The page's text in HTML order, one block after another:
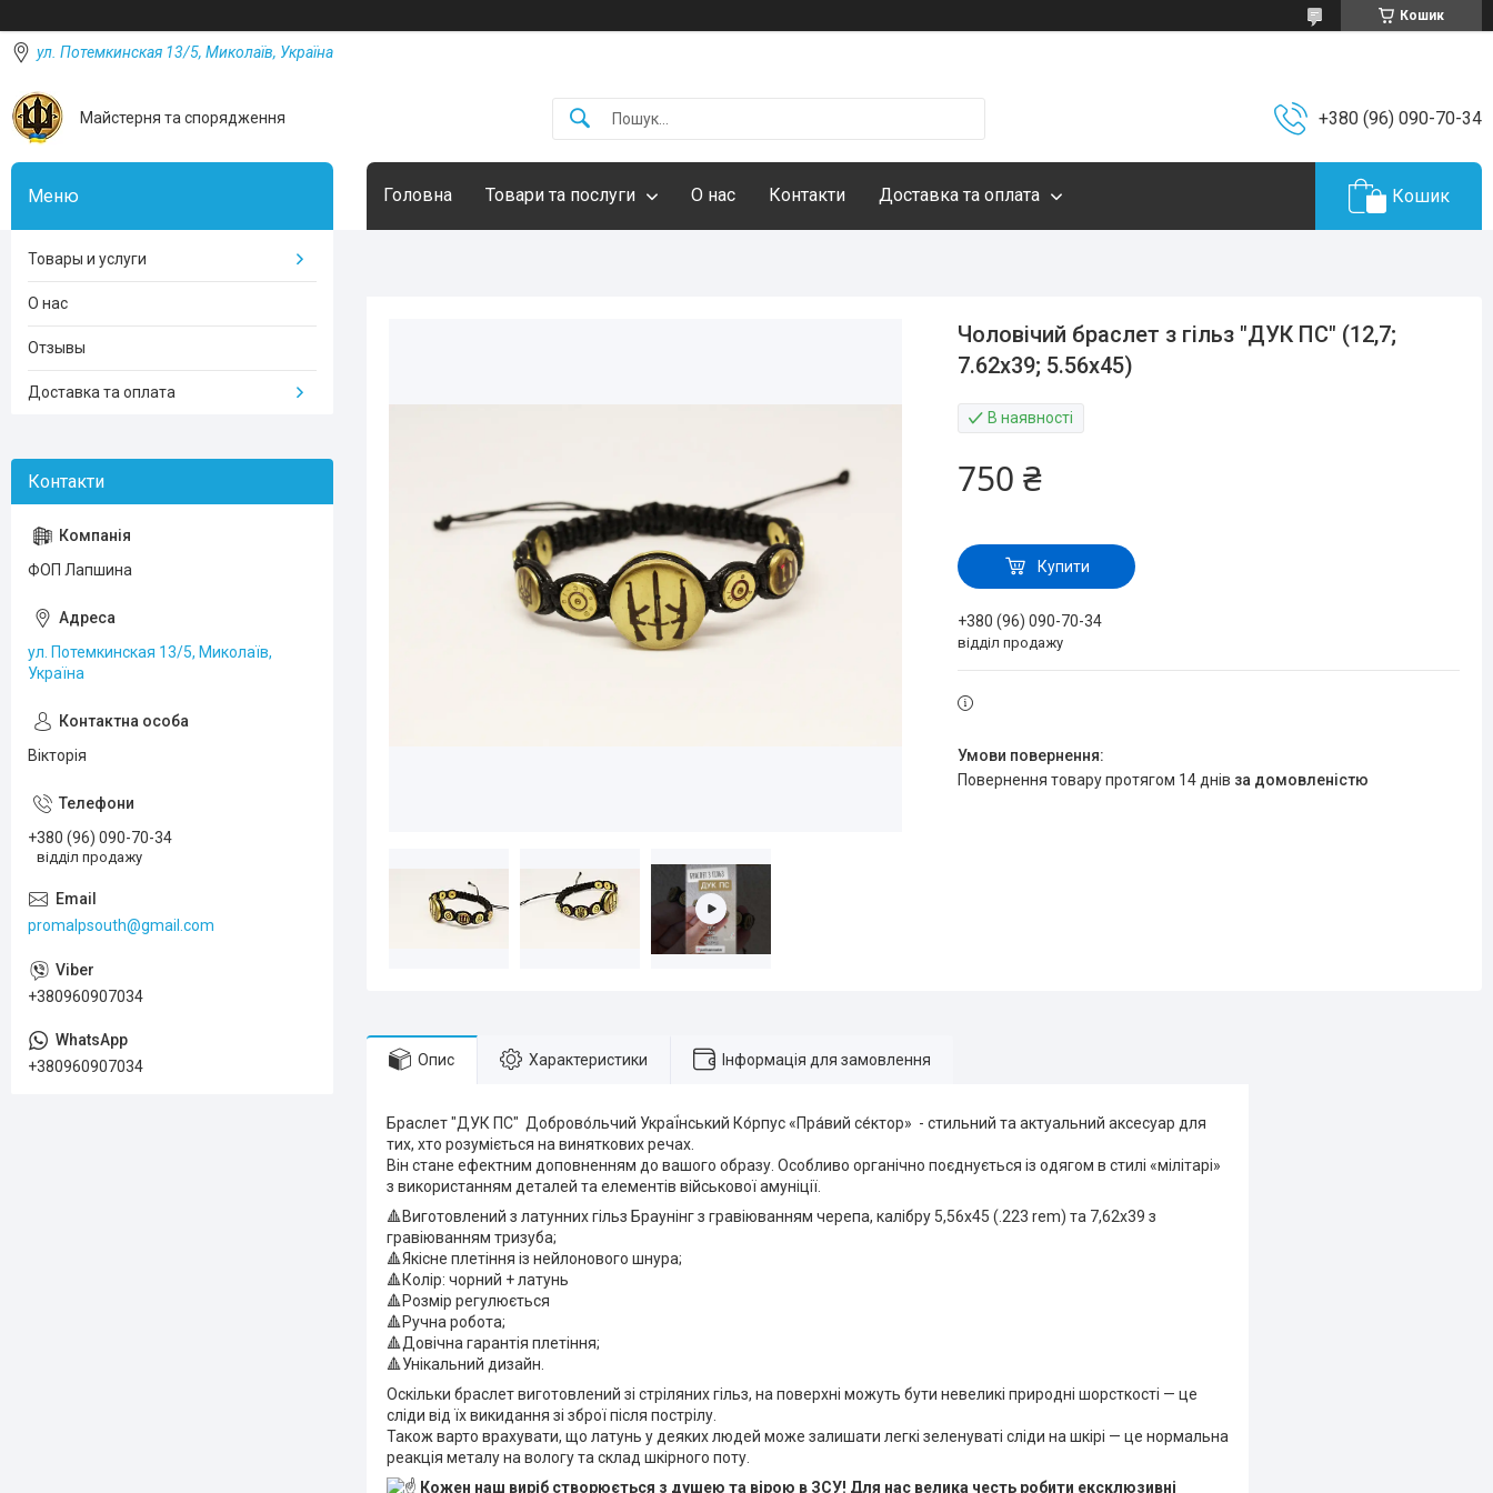
Кошик
ул. Потемкинская 13/5, Миколаїв, Україна
Майстерня та спорядження +380 (96) 090-70-34
Головна Товари та послуги О нас Контакти Доставка та оплата Кошик
Чоловічий браслет з гільз "ДУК ПС" (12,7;
7.62х39; 5.56х45)
В наявності
750 ₴
Купити
+380 (96) 090-70-34
відділ продажу
повернення товару протягом 14 днів за домовленістю
Опис Характеристики Інформація для замовлення
Браслет "ДУК ПС" Доброво́льчий Украї́нський Ко́рпус «Пра́вий се́ктор» - стильний та актуальний аксесуар для
тих, хто розуміється на виняткових речах.
Він стане ефектним доповненням до вашого образу. Особливо органічно поєднується із одягом в стилі «мілітарі»
з використанням деталей та елементів військової амуніції.
🔺Виготовлений з латунних гільз Браунінг з гравіюванням черепа, калібру 5,56х45 (.223 rem) та 7,62x39 з
гравіюванням тризуба;
🔺Якісне плетіння із нейлонового шнура;
🔺Колір: чорний + латунь
🔺Розмір регулюється
🔺Ручна робота;
🔺Довічна гарантія плетіння;
🔺Унікальний дизайн.
Оскільки браслет виготовлений зі стріляних гільз, на поверхні можуть бути невеликі природні шорсткості — це
сліди від їх викидання зі зброї після пострілу.
Також варто врахувати, що латунь у деяких людей може залишати легкі зеленуваті сліди на шкірі — це нормальна
реакція металу на вологу та склад шкірного поту.
Кожен наш виріб створюється з душею та вірою в ЗСУ! Для нас велика честь робити ексклюзивні
Товары и услуги
О нас
Отзывы
Доставка та оплата
ФОП Лапшина
ул. Потемкинская 13/5, Миколаїв,
Україна
Вікторія
+380 (96) 090-70-34
відділ продажу
promalpsouth@gmail.com
+380960907034
+380960907034